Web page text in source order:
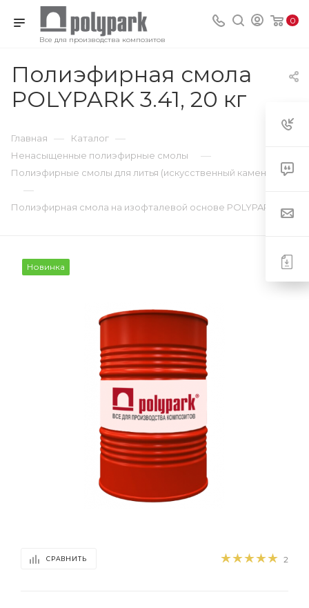
Все для производства композитов
0
Полиэфирная смола
POLYPARK 3.41, 20 кг
Главная — Каталог —
Ненасыщенные полиэфирные смолы —
Полиэфирные смолы для литья (искусственный камень)
—
Полиэфирная смола на изофталевой основе POLYPARK 3.41
Новинка
СРАВНИТЬ 2